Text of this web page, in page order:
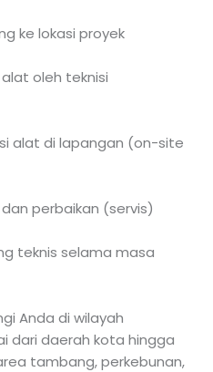
ke lokasi proyek
oleh teknisi
alat di lapangan (on-site
perbaikan (servis)
teknis selama masa
Anda di wilayah
dari daerah kota hingga
tambang, perkebunan,